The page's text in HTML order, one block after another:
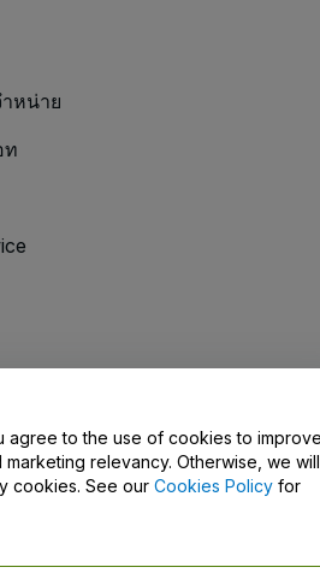
หน่าย
ท
Us
agree to the use of cookies to
marketing relevancy. Otherwise, we will
cookies. See our Cookies Policy for